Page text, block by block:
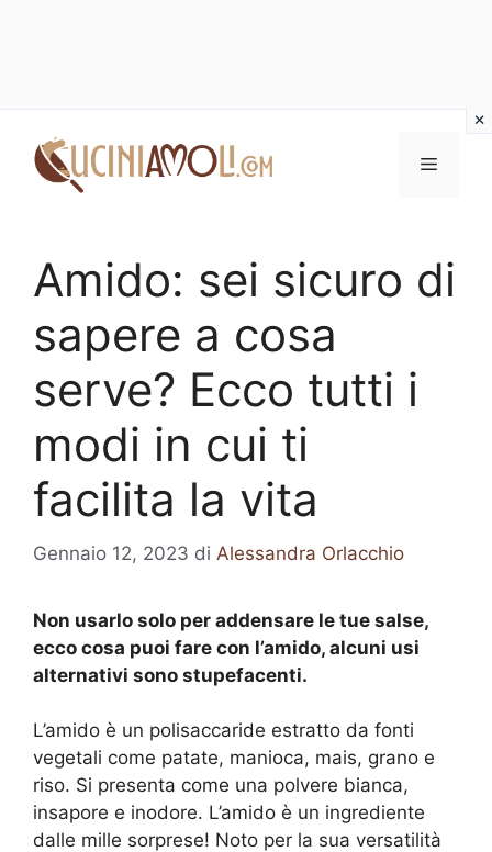
contenuto
Menu
Amido: sei sicuro di
sapere a cosa
serve? Ecco tutti i
modi in cui ti
facilita la vita
Gennaio 12, 2023 di Alessandra Orlacchio
Non usarlo solo per addensare le tue salse,
ecco cosa puoi fare con l’amido, alcuni usi
alternativi sono stupefacenti.
L’amido è un polisaccaride estratto da fonti
vegetali come patate, manioca, mais, grano e
riso. Si presenta come una polvere bianca,
insapore e inodore. L’amido è un ingrediente
dalle mille sorprese! Noto per la sua versatilità